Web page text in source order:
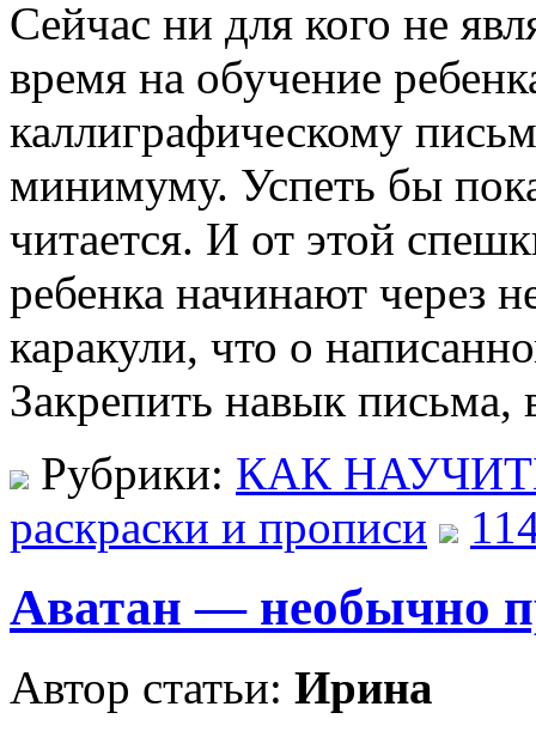
Сейчас ни для кого не
время на обучение
каллиграфическому
минимуму. Успеть бы
читается. И от этой
ребенка начинают через
каракули, что о
Закрепить навык
Рубрики: КАК
раскраски и прописи
Аватан — необычно
Автор статьи: Ирина